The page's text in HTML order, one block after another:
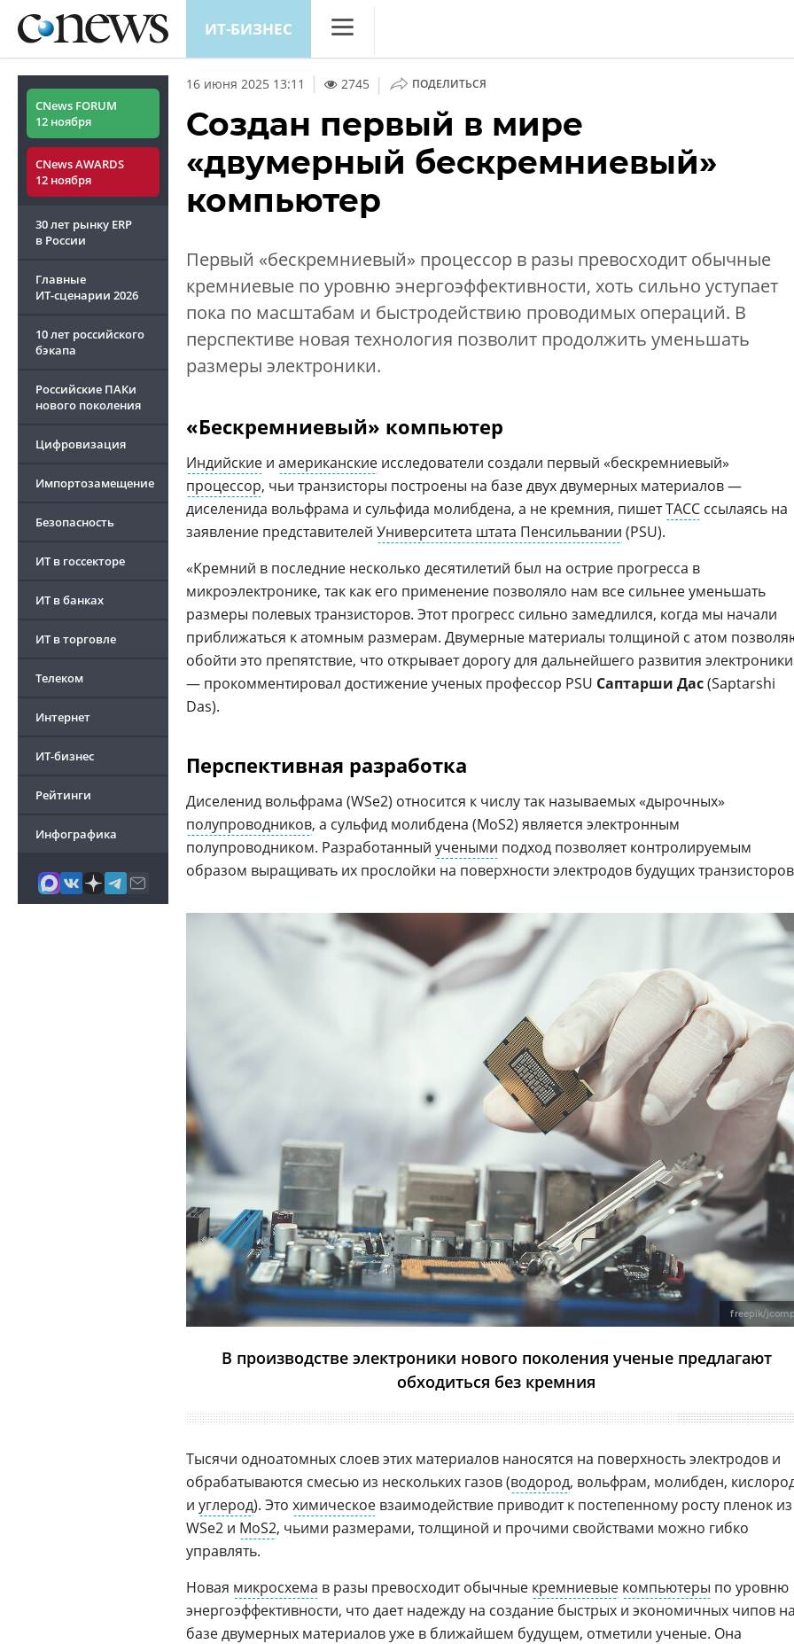
ИТ-БИЗНЕС
Аналитика
Конференции
Маркет
Техника
CNews FORUM
12 ноября
CNews AWARDS
12 ноября
30 лет рынку ERP
в России
Главные
ИТ-сценарии 2026
10 лет российского
бэкапа
Российские ПАКи
нового поколения
Цифровизация
Импортозамещение
Безопасность
ИТ в госсекторе
ИТ в банках
ИТ в торговле
Телеком
Интернет
ИТ-бизнес
Рейтинги
Инфографика
16 июня 2025 13:11 2745 | ПОДЕЛИТЬСЯ
Создан первый в мире
«двумерный бескремниевый»
компьютер
Первый «бескремниевый» процессор в разы превосходит обычные
кремниевые по уровню энергоэффективности, хоть сильно уступает
пока по масштабам и быстродействию проводимых операций. В
перспективе новая технология позволит продолжить уменьшать
размеры электроники.
«Бескремниевый» компьютер
Индийские и американские исследователи создали первый «бескремниевый»
процессор, чьи транзисторы построены на базе двух двумерных материалов —
диселенида вольфрама и сульфида молибдена, а не кремния, пишетТАСС ссылаясь на
заявление представителей Университета штата Пенсильвании (PSU).
«Кремний в последние несколько десятилетий был на острие прогресса в
микроэлектронике, так как его применение позволяло нам все сильнее уменьшать
размеры полевых транзисторов. Этот прогресс сильно замедлился, когда мы начали
приближаться к атомным размерам. Двумерные материалы толщиной с атом
обойти это препятствие, что открывает дорогу для дальнейшего развития
— прокомментировал достижение ученых профессор PSU Саптарши Дас(Saptarshi
Das).
Перспективная разработка
Диселенид вольфрама (WSe2) относится к числу так называемых «дырочных»
полупроводников, а сульфид молибдена (MoS2) является электронным
полупроводником. Разработанный учеными подход позволяет контролируемым
образом выращивать их прослойки на поверхности электродов будущих
freepik/
В производстве электроники нового поколения ученые предлагают
обходиться без кремния
Тысячи одноатомных слоев этих материалов наносятся на поверхность электродов и
обрабатываются смесью из нескольких газов (водород, вольфрам, молибден,
и углерод). Это химическое взаимодействие приводит к постепенному росту пленок из
WSe2 и MoS2, чьими размерами, толщиной и прочими свойствами можно гибко
управлять.
Новая микросхема в разы превосходит обычные кремниевые компьютеры по уровню
энергоэффективности, что дает надежду на создание быстрых и экономичных чипов
базе двумерных материалов уже в ближайшем будущем, отметили ученые. Она